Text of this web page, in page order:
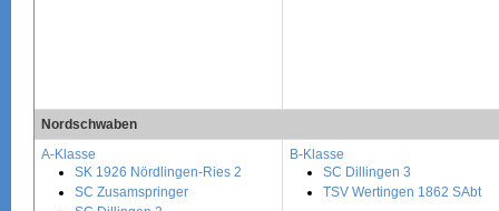
Nordschwaben
A-Klasse
SK 1926 Nördlingen-Ries 2
SC Zusamspringer
B-Klasse
SC Dillingen 3
TSV Wertingen 1862 SAbt